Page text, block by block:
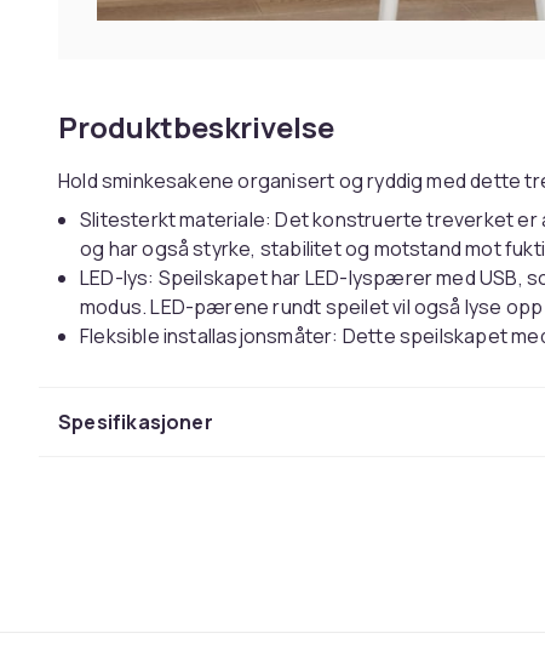
Produktbeskrivelse
Hold sminkesakene organisert og ryddig med dette
Slitesterkt materiale: Det konstruerte treverket
og har også styrke, stabilitet og motstand mot
LED-lys: Speilskapet har LED-lyspærer med USB,
modus. LED-pærene rundt speilet vil også lyse
Fleksible installasjonsmåter: Dette speilskapet
lagringseffektiviteten og gir også en pålitelig
Spesifikasjoner